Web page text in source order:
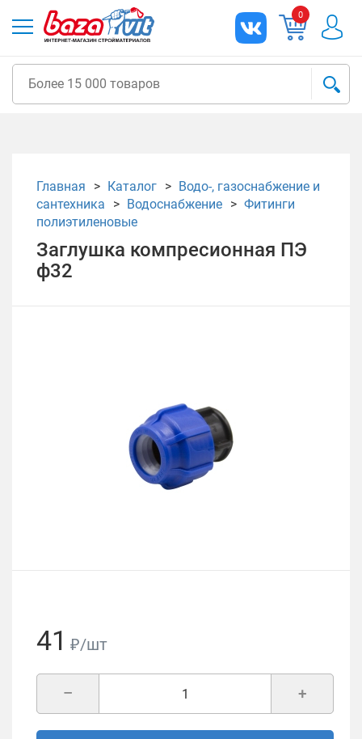
0
Главная Каталог
Водо-, газоснабжение и
сантехника
Водоснабжение
Фитинги
полиэтиленовые
Заглушка компресионная ПЭ
ф32
41 ₽/шт
+
–